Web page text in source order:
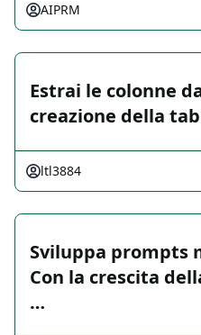
AIPRM
Estrai le colonne
creazione della
ltl3884
Sviluppa prompts
Con la crescita
…